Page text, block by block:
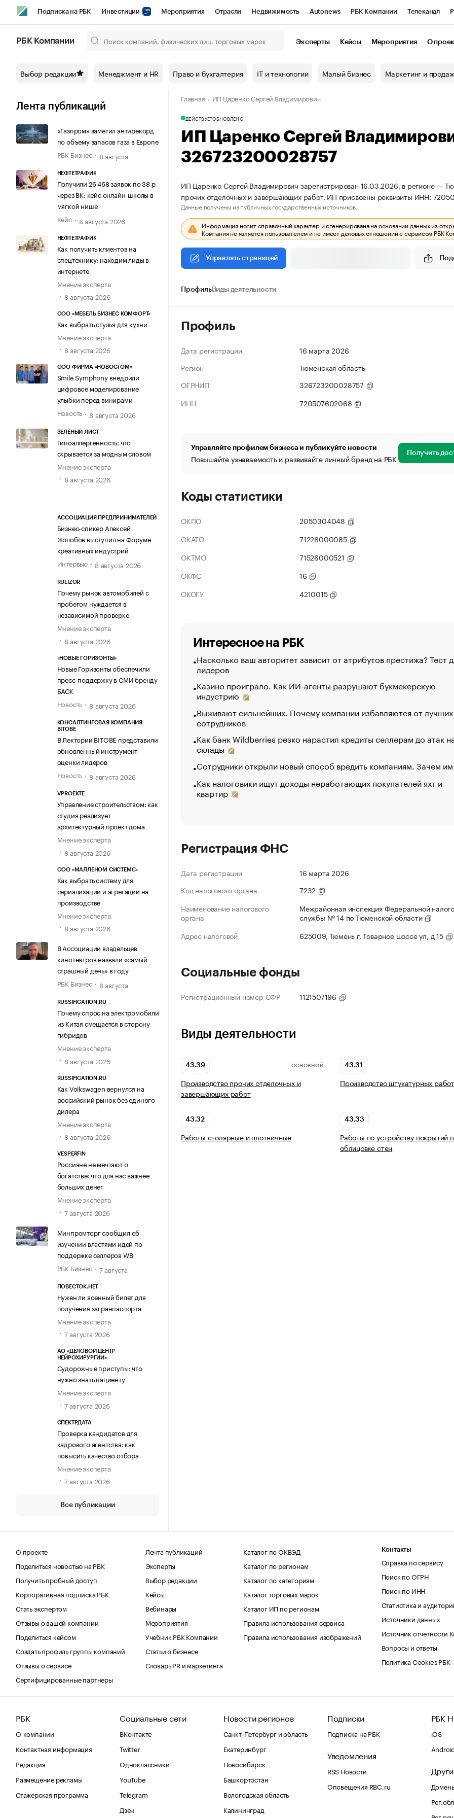
Подписка на РБК Инвестиции Мероприятия Отрасли Недвижимость Autonews РБК Компании Телеканал
Спецпроекты СПб Конференции СПб Спецпроекты Проверка контрагентов
Технологии и медиа Рынок наличной валюты
РБК Компании Эксперты Кейсы Мероприятия О
Выбор редакции Менеджмент и HR Право и бухгалтерия IT и технологии Малый бизнес Маркетинг и
Лента публикаций
«Газпром» заметил антирекорд
по объему запасов газа в Европе
РБК Бизнес
8 августа
НЕФТЕТРАФИК
Получили 26 468 заявок по 38 р
через ВК: кейс онлайн-школы в
мягкой нише
Кейс
8 августа 2026
НЕФТЕТРАФИК
Как получить клиентов на
спецтехнику: находим лиды в
интернете
Мнение эксперта
8 августа 2026
ООО «МЕБЕЛЬ БИЗНЕС КОМФОРТ»
Как выбрать стулья для кухни
Мнение эксперта
8 августа 2026
ООО ФИРМА «НОВОСТОМ»
Smile Symphony внедрили
цифровое моделирование
улыбки перед винирами
Новость
8 августа 2026
ЗЕЛЁНЫЙ ЛИСТ
Гипоаллергенность: что
скрывается за модным словом
Мнение эксперта
8 августа 2026
АССОЦИАЦИЯ ПРЕДПРИНИМАТЕЛЕЙ
Бизнес-спикер Алексей
Жолобов выступил на Форуме
креативных индустрий
Интервью
8 августа 2026
RULIZOR
Почему рынок автомобилей с
пробегом нуждается в
независимой проверке
Мнение эксперта
8 августа 2026
«НОВЫЕ ГОРИЗОНТЫ»
Новые Горизонты обеспечили
пресс-поддержку в СМИ бренду
БАСК
Новость
8 августа 2026
КОНСАЛТИНГОВАЯ КОМПАНИЯ
BITOBE
В Лектории BITOBE представили
обновленный инструмент
оценки лидеров
Новость
8 августа 2026
VPROEKTE
Управление строительством: как
студия реализует
архитектурный проект дома
Мнение эксперта
8 августа 2026
ООО «МАЛЛЕНОМ СИСТЕМС»
Как выбрать систему для
сериализации и агрегации на
производстве
Мнение эксперта
8 августа 2026
В Ассоциации владельцев
кинотеатров назвали «самый
страшный день» в году
РБК Бизнес
8 августа
RUSSIFICATION.RU
Почему спрос на электромобили
из Китая смещается в сторону
гибридов
Мнение эксперта
8 августа 2026
RUSSIFICATION.RU
Как Volkswagen вернулся на
российский рынок без единого
дилера
Мнение эксперта
8 августа 2026
VESPERFIN
Россияне не мечтают о
богатстве: что для нас важнее
больших денег
Мнение эксперта
7 августа 2026
Минпромторг сообщил об
изучении властями идей по
поддержке селлеров WB
РБК Бизнес
7 августа
ПОВЕСТОК.НЕТ
Нужен ли военный билет для
получения загранпаспорта
Мнение эксперта
7 августа 2026
АО «ДЕЛОВОЙ ЦЕНТР
НЕЙРОХИРУРГИИ»
Судорожные приступы: что
нужно знать пациенту
Мнение эксперта
7 августа 2026
СПЕКТРДАТА
Проверка кандидатов для
кадрового агентства: как
повысить качество отбора
Мнение эксперта
7 августа 2026
Все публикации
Главная ИП Царенко Сергей Владимирович
ДЕЙСТВУЕТОБНОВЛЕНО
ИП Царенко Сергей
326723200028757
ИП Царенко Сергей Владимирович зарегистрирован 16.03.2026, в регионе —
прочих отделочных и завершающих работ. ИП присвоены реквизиты ИНН:
Данные получены из публичных государственных источников.
Информация носит справочный характер и сгенерирована на основании данных из
Компания не является пользователем и не имеет деловых отношений с сервисом РБК
Управлять страницей
ПрофильВиды деятельности
Профиль
Дата регистрации
16 марта 2026
Регион
Тюменская область
ОГРНИП
326723200028757
ИНН
720507602068
Управляйте профилем бизнеса и публикуйте новости
Повышайте узнаваемость и развивайте личный бренд на РБК Получить
Коды статистики
ОКПО
2050304048
ОКАТО
71226000085
ОКТМО
71526000521
ОКФС
16
ОКОГУ
4210015
Интересное на РБК
Насколько ваш авторитет зависит от атрибутов престижа? Тест
лидеров
Казино проиграло. Как ИИ-агенты разрушают букмекерскую
индустрию
Выживают сильнейших. Почему компании избавляются от лучших
сотрудников
Как банк Wildberries резко нарастил кредиты селлерам до атак
склады
Сотрудники открыли новый способ вредить компаниям. Зачем
Как налоговики ищут доходы неработающих покупателей яхт и
квартир
Регистрация ФНС
Дата регистрации
16 марта 2026
Код налогового органа
7232
Наименование налогового
органа
Межрайонная инспекция Федеральной
службы № 14 по Тюменской области
Адрес налоговой
625009, Тюмень г, Товарное шоссе ул, д 15
Социальные фонды
Регистрационный номер СФР 1121507196
Виды деятельности
43.39 ОСНОВНОЙ
Производство прочих отделочных и
завершающих работ
43.31
Производство штукатурных работ
43.32
Работы столярные и плотничные
43.33
Работы по устройству покрытий
облицовке стен
О проекте
Поделиться новостью на РБК
Получить пробный доступ
Корпоративная подписка РБК
Стать экспертом
Отзывы о вашей компании
Поделиться кейсом
Создать профиль группы компаний
Отзывы о сервисе
Сертифицированные партнеры
Лента публикаций
Эксперты
Выбор редакции
Кейсы
Вебинары
Мероприятия
Учебник РБК Компании
Статьи о бизнесе
Словарь PR и маркетинга
Каталог по ОКВЭД
Каталог по регионам
Каталог по категориям
Каталог торговых марок
Каталог ИП по регионам
Правила использования сервиса
Правила использования изображений
Контакты
Справка по сервису
Поиск по ОГРН
Поиск по ИНН
Статистика и
Источники данных
Источник отчетности
Вопросы и ответы
Политика Cookies РБК
РБК
О компании
Контактная информация
Редакция
Размещение рекламы
Стажерская программа
Социальные сети
ВКонтакте
Twitter
Одноклассники
YouTube
Telegram
Дзен
Новости регионов
Санкт-Петербург и область
Екатеринбург
Новосибирск
Башкортостан
Вологодская область
Калининград
Подписки
Подписка на РБК
Уведомления
RSS Новости
Оповещения RBC.ru
РБК
iOS